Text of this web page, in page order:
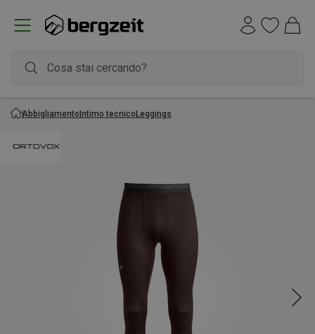
AbbigliamentoIntimo tecnicoLeggings